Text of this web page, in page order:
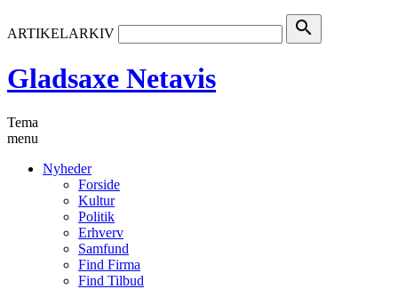
ARTIKELARKIV search
Gladsaxe Netavis
Tema
menu
Nyheder
Forside
Kultur
Politik
Erhverv
Samfund
Find Firma
Find Tilbud